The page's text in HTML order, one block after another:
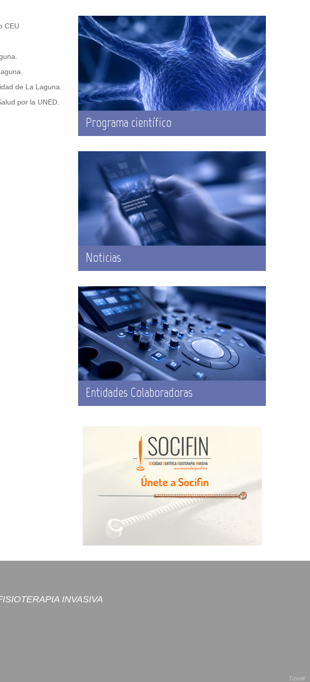
CEU
de La Laguna.
por la UNED.
Programa científico
Noticias
Entidades Colaboradoras
Tizedit
INVASIVA